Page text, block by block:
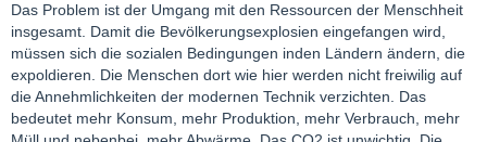
Das Problem ist der Umgang mit den Ressourcen der Menschheit
insgesamt. Damit die Bevölkerungsexplosien eingefangen wird,
müssen sich die sozialen Bedingungen inden Ländern ändern, die
expoldieren. Die Menschen dort wie hier werden nicht freiwilig auf
die Annehmlichkeiten der modernen Technik verzichten. Das
bedeutet mehr Konsum, mehr Produktion, mehr Verbrauch, mehr